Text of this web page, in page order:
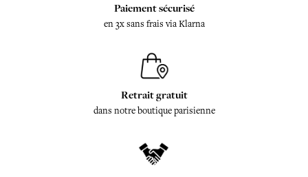
Paiement sécurisé
en 3x sans frais via Klarna
Retrait gratuit
dans notre boutique parisienne